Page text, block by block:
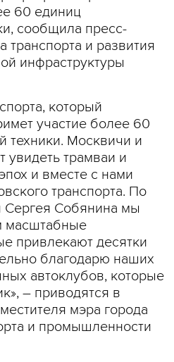
60 единиц
сообщила пресс-
транспорта и развития
инфраструктуры
который
участие более 60
техники. Москвичи и
увидеть трамваи и
и вместе с нами
транспорта. По
Собянина мы
масштабные
привлекают десятки
благодарю наших
автоклубов, которые
– приводятся в
мэра города
и промышленности